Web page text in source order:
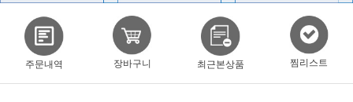
주문내역 장바구니 최근본상품 찜리스트